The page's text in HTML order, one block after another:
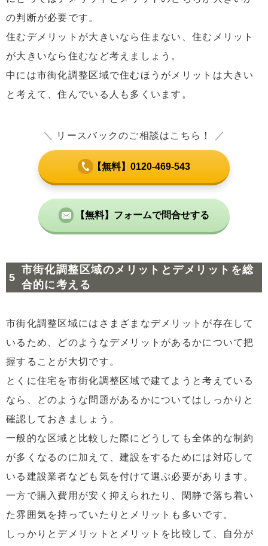
の判断が必要です。
住むデメリットが大きいなら住まない、住むメリット
が大きいなら住むなど考えましょう。
中には市街化調整区域で住むほうがメリットは大きい
と考えて、住んでいる人も多くいます。
＼ リースバックのご相談はこちら！ ／
【無料】0120-469-543
【無料】フォームで問合せする
市街化調整区域のメリットとデメリットを総
合的に考える
市街化調整区域にはさまざまなデメリットが存在して
いるため、どのようなデメリットがあるかについて把
握することが大切です。
とくに住宅を市街化調整区域で建てようと考えている
なら、どのような問題があるかについてはしっかりと
確認しておきましょう。
一般的な区域と比較した際にどうしても全体的な制約
が多くなるのに加えて、建設をするためには対応して
いる建設業者なども気を付けて選ぶ必要があります。
一方で購入費用が安く抑えられたり、閑静で落ち着い
た雰囲気を持っていたりとメリットも多いです。
しっかりとデメリットとメリットを比較して、自分が